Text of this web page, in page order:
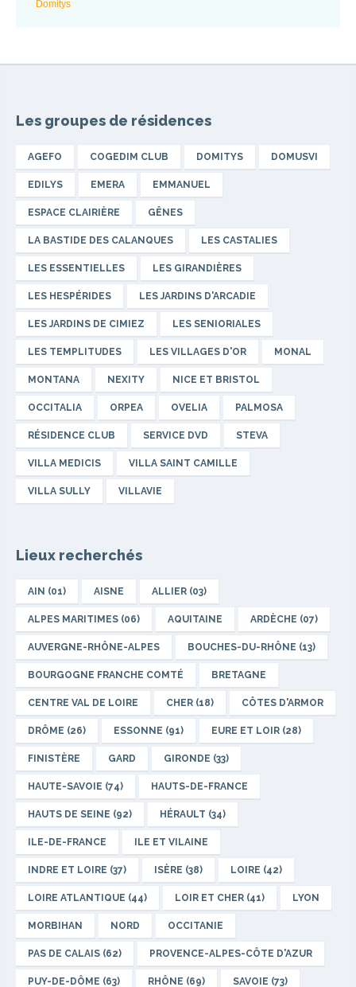
Les groupes de résidences
AGEFO COGEDIM CLUB DOMITYS DOMUSVI
EDILYS EMERA EMMANUEL
ESPACE CLAIRIÈRE GÊNES
LA BASTIDE DES CALANQUES LES CASTALIES
LES ESSENTIELLES LES GIRANDIÈRES
LES HESPÉRIDES LES JARDINS D'ARCADIE
LES JARDINS DE CIMIEZ LES SENIORIALES
LES TEMPLITUDES LES VILLAGES D'OR MONAL
MONTANA NEXITY NICE ET BRISTOL
OCCITALIA ORPEA OVELIA PALMOSA
RÉSIDENCE CLUB SERVICE DVD STEVA
VILLA MEDICIS VILLA SAINT CAMILLE
VILLA SULLY VILLAVIE
Lieux recherchés
AIN (01) AISNE ALLIER (03)
ALPES MARITIMES (06) AQUITAINE ARDÈCHE (07)
AUVERGNE-RHÔNE-ALPES BOUCHES-DU-RHÔNE (13)
BOURGOGNE FRANCHE COMTÉ BRETAGNE
CENTRE VAL DE LOIRE CHER (18) CÔTES D'ARMOR
DRÔME (26) ESSONNE (91) EURE ET LOIR (28)
FINISTÈRE GARD GIRONDE (33)
HAUTE-SAVOIE (74) HAUTS-DE-FRANCE
HAUTS DE SEINE (92) HÉRAULT (34)
ILE-DE-FRANCE ILE ET VILAINE
INDRE ET LOIRE (37) ISÈRE (38) LOIRE (42)
LOIRE ATLANTIQUE (44) LOIR ET CHER (41) LYON
MORBIHAN NORD OCCITANIE
PAS DE CALAIS (62) PROVENCE-ALPES-CÔTE D'AZUR
PUY-DE-DÔME (63) RHÔNE (69) SAVOIE (73)